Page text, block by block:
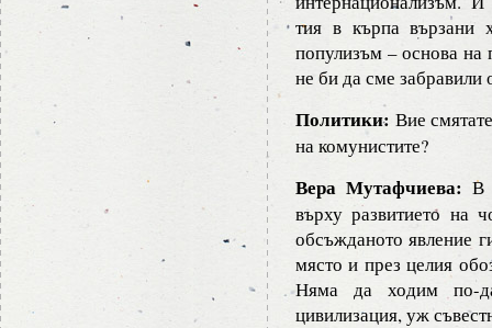
тия в кърпа вързани
популизъм – основа на
не би да сме забравили
Политики: Вие
на комунистите?
Вера Мутафчиева: В
върху развитието на
обсъжданото явление
място и през целия
Няма да ходим по-
цивилизация, уж